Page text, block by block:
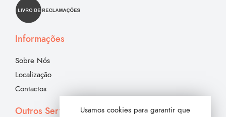
Informações
Sobre Nós
Localização
Contactos
Outros Serviços Usamos cookies para garantir que